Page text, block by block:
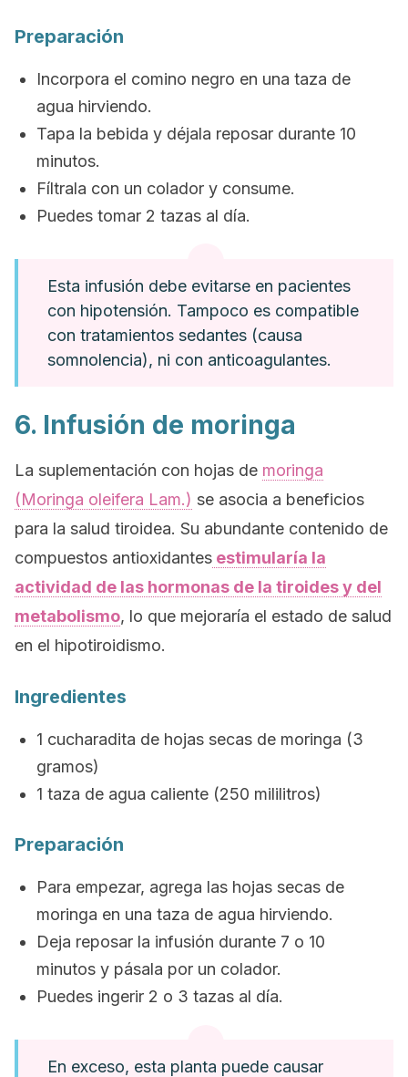
Preparación
Incorpora el comino negro en una taza de
agua hirviendo.
Tapa la bebida y déjala reposar durante 10
minutos.
Fíltrala con un colador y consume.
Puedes tomar 2 tazas al día.
Esta infusión debe evitarse en pacientes
con hipotensión. Tampoco es compatible
con tratamientos sedantes (causa
somnolencia), ni con anticoagulantes.
6. Infusión de moringa
La suplementación con hojas de moringa
(Moringa oleifera Lam.) se asocia a beneficios
para la salud tiroidea. Su abundante contenido de
compuestos antioxidantes estimularía la
actividad de las hormonas de la tiroides y del
metabolismo, lo que mejoraría el estado de salud
en el hipotiroidismo.
Ingredientes
1 cucharadita de hojas secas de moringa (3
gramos)
1 taza de agua caliente (250 mililitros)
Preparación
Para empezar, agrega las hojas secas de
moringa en una taza de agua hirviendo.
Deja reposar la infusión durante 7 o 10
minutos y pásala por un colador.
Puedes ingerir 2 o 3 tazas al día.
En exceso, esta planta puede causar